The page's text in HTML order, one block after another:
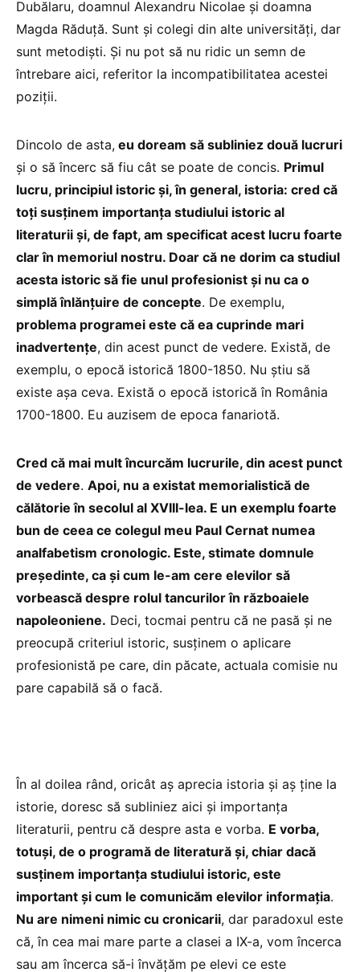
Dubălaru, doamnul Alexandru Nicolae și doamna
Magda Răduță. Sunt și colegi din alte universități, dar
sunt metodiști. Și nu pot să nu ridic un semn de
întrebare aici, referitor la incompatibilitatea acestei
poziții.
Dincolo de asta, eu doream să subliniez două lucruri
și o să încerc să fiu cât se poate de concis. Primul
lucru, principiul istoric și, în general, istoria: cred că
toți susținem importanța studiului istoric al
literaturii și, de fapt, am specificat acest lucru foarte
clar în memoriul nostru. Doar că ne dorim ca studiul
acesta istoric să fie unul profesionist și nu ca o
simplă înlănțuire de concepte. De exemplu,
problema programei este că ea cuprinde mari
inadvertențe, din acest punct de vedere. Există, de
exemplu, o epocă istorică 1800-1850. Nu știu să
existe așa ceva. Există o epocă istorică în România
1700-1800. Eu auzisem de epoca fanariotă.
Cred că mai mult încurcăm lucrurile, din acest punct
de vedere. Apoi, nu a existat memorialistică de
călătorie în secolul al XVIII-lea. E un exemplu foarte
bun de ceea ce colegul meu Paul Cernat numea
analfabetism cronologic. Este, stimate domnule
președinte, ca și cum le-am cere elevilor să
vorbească despre rolul tancurilor în războaiele
napoleoniene. Deci, tocmai pentru că ne pasă și ne
preocupă criteriul istoric, susținem o aplicare
profesionistă pe care, din păcate, actuala comisie nu
pare capabilă să o facă.
În al doilea rând, oricât aș aprecia istoria și aș ține la
istorie, doresc să subliniez aici și importanța
literaturii, pentru că despre asta e vorba. E vorba,
totuși, de o programă de literatură și, chiar dacă
susținem importanța studiului istoric, este
important și cum le comunicăm elevilor informația.
Nu are nimeni nimic cu cronicarii, dar paradoxul este
că, în cea mai mare parte a clasei a IX-a, vom încerca
sau am încerca să-i învățăm pe elevi ce este